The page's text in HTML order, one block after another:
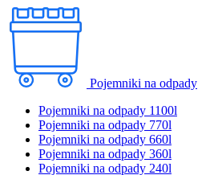
Pojemniki na odpady
Pojemniki na odpady 1100l
Pojemniki na odpady 770l
Pojemniki na odpady 660l
Pojemniki na odpady 360l
Pojemniki na odpady 240l